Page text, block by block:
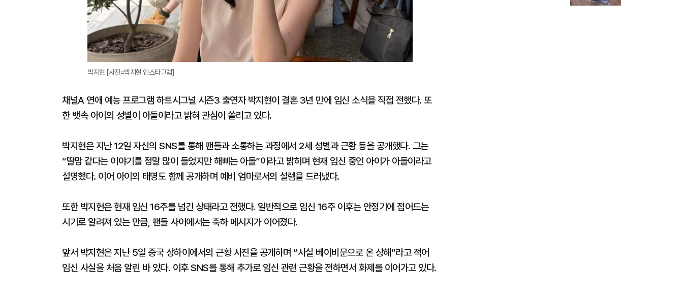
박지현 [사진=박지현 인스타그램]
채널A 연애 예능 프로그램 하트시그널 시즌3 출연자 박지현이 결혼 3년 만에 임신 소식을 직접 전했다. 또
한 뱃속 아이의 성별이 아들이라고 밝혀 관심이 쏠리고 있다.
박지현은 지난 12일 자신의 SNS를 통해 팬들과 소통하는 과정에서 2세 성별과 근황 등을 공개했다. 그는
“딸맘 같다는 이야기를 정말 많이 들었지만 해삐는 아들”이라고 밝히며 현재 임신 중인 아이가 아들이라고
설명했다. 이어 아이의 태명도 함께 공개하며 예비 엄마로서의 설렘을 드러냈다.
또한 박지현은 현재 임신 16주를 넘긴 상태라고 전했다. 일반적으로 임신 16주 이후는 안정기에 접어드는
시기로 알려져 있는 만큼, 팬들 사이에서는 축하 메시지가 이어졌다.
앞서 박지현은 지난 5일 중국 상하이에서의 근황 사진을 공개하며 “사실 베이비문으로 온 상해”라고 적어
임신 사실을 처음 알린 바 있다. 이후 SNS를 통해 추가로 임신 관련 근황을 전하면서 화제를 이어가고 있다.